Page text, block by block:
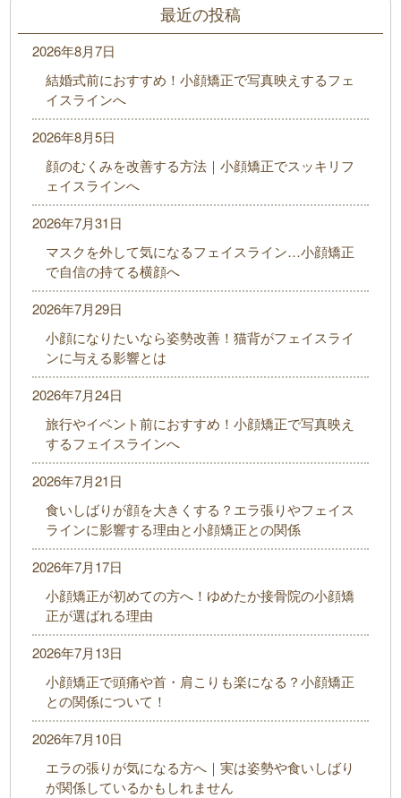
最近の投稿
結婚式前におすすめ！小顔矯正で写真映えするフェ
イスラインへ
2026年8月7日
顔のむくみを改善する方法｜小顔矯正でスッキリフ
ェイスラインへ
2026年8月5日
マスクを外して気になるフェイスライン…小顔矯正
で自信の持てる横顔へ
2026年7月31日
小顔になりたいなら姿勢改善！猫背がフェイスライ
ンに与える影響とは
2026年7月29日
旅行やイベント前におすすめ！小顔矯正で写真映え
するフェイスラインへ
2026年7月24日
食いしばりが顔を大きくする？エラ張りやフェイス
ラインに影響する理由と小顔矯正との関係
2026年7月21日
小顔矯正が初めての方へ！ゆめたか接骨院の小顔矯
正が選ばれる理由
2026年7月17日
小顔矯正で頭痛や首・肩こりも楽になる？小顔矯正
との関係について！
2026年7月13日
エラの張りが気になる方へ｜実は姿勢や食いしばり
が関係しているかもしれません
2026年7月10日